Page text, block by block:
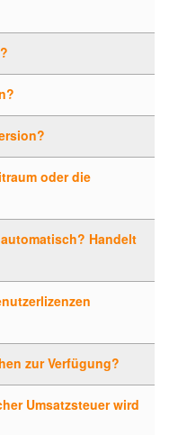
oder die
Handelt
zur Verfügung?
Umsatzsteuer wird